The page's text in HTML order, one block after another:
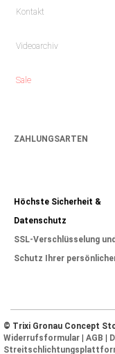
Kontakt
Videoarchiv
Sale
ZAHLUNGSARTEN
Höchste Sicherheit &
Datenschutz
SSL-Verschlüsselung und
Schutz Ihrer
© Trixi Gronau Concept
Widerrufsformular | AGB |